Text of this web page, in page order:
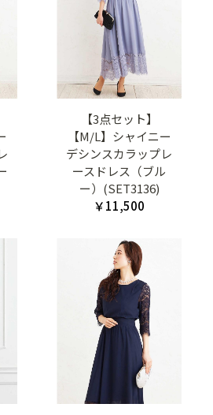
【3点セット】
【M/L】シャイニー
デシンスカラップレ
ースドレス（ブル
ー）(SET3136)
￥11,500